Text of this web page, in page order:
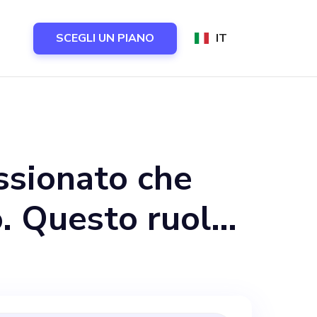
SCEGLI UN PIANO IT
che
Questo ruolo